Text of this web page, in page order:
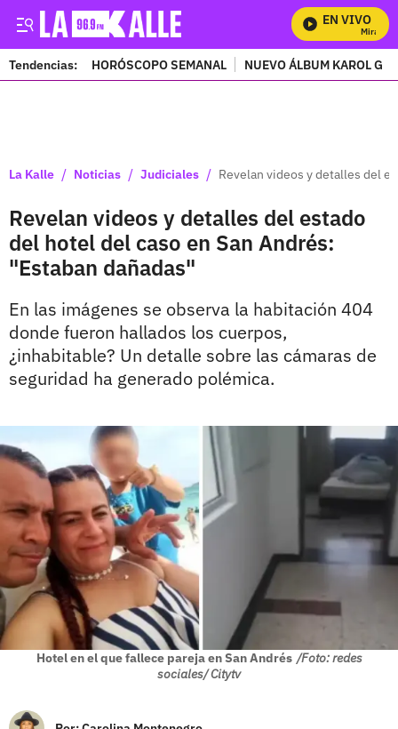
EN VIVO
Mira
Tendencias: HORÓSCOPO SEMANAL NUEVO ÁLBUM KAROL G
La Kalle / Noticias / Judiciales / Revelan videos y detalles del
Revelan videos y detalles del estado
del hotel del caso en San Andrés:
"Estaban dañadas"
En las imágenes se observa la habitación 404
donde fueron hallados los cuerpos,
¿inhabitable? Un detalle sobre las cámaras de
seguridad ha generado polémica.
Hotel en el que fallece pareja en San Andrés /Foto: redes
sociales/ Citytv